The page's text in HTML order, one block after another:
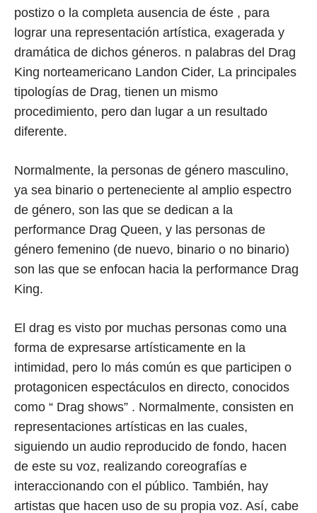
postizo o la completa ausencia de éste , para
lograr una representación artística, exagerada y
dramática de dichos géneros. n palabras del Drag
King norteamericano Landon Cider, La principales
tipologías de Drag, tienen un mismo
procedimiento, pero dan lugar a un resultado
diferente.
Normalmente, la personas de género masculino,
ya sea binario o perteneciente al amplio espectro
de género, son las que se dedican a la
performance Drag Queen, y las personas de
género femenino (de nuevo, binario o no binario)
son las que se enfocan hacia la performance Drag
King.
El drag es visto por muchas personas como una
forma de expresarse artísticamente en la
intimidad, pero lo más común es que participen o
protagonicen espectáculos en directo, conocidos
como “ Drag shows” . Normalmente, consisten en
representaciones artísticas en las cuales,
siguiendo un audio reproducido de fondo, hacen
de este su voz, realizando coreografías e
interaccionando con el público. También, hay
artistas que hacen uso de su propia voz. Así, cabe